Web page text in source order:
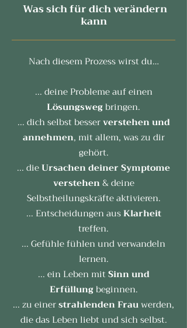
Was sich für dich verändern
kann
Nach diesem Prozess wirst du…
... deine Probleme auf einen
Lösungswegbringen.
... dich selbst besserverstehen und
annehmen, mit allem, was zu dir
gehört.
... dieUrsachen deiner Symptome
verstehen& deine
Selbstheilungskräfte aktivieren.
... Entscheidungen ausKlarheit
treffen.
... Gefühle fühlen und verwandeln
lernen.
... ein Leben mitSinn und
Erfüllungbeginnen.
... zu einerstrahlenden Frauwerden,
die das Leben liebt und sich selbst.